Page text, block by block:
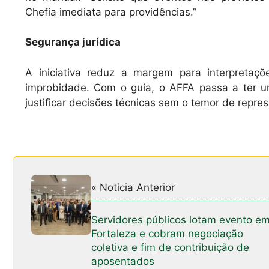
Chefia imediata para providências.”
Segurança jurídica
A iniciativa reduz a margem para
improbidade. Com o guia, o AFFA passa a ter
justificar decisões técnicas sem o temor de
« Notícia Anterior
Servidores públicos lotam evento
Fortaleza e cobram negociação
coletiva e fim de contribuição de
aposentados